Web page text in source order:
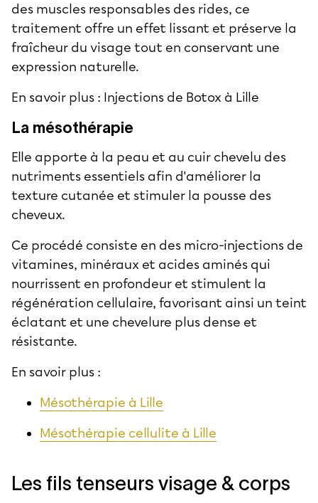
des muscles responsables des rides, ce
traitement offre un effet lissant et préserve la
fraîcheur du visage tout en conservant une
expression naturelle.
En savoir plus : Injections de Botox à Lille
La mésothérapie
Elle apporte à la peau et au cuir chevelu des
nutriments essentiels afin d'améliorer la
texture cutanée et stimuler la pousse des
cheveux.
Ce procédé consiste en des micro-injections de
vitamines, minéraux et acides aminés qui
nourrissent en profondeur et stimulent la
régénération cellulaire, favorisant ainsi un teint
éclatant et une chevelure plus dense et
résistante.
En savoir plus :
Mésothérapie à Lille
Mésothérapie cellulite à Lille
Les fils tenseurs visage & corps